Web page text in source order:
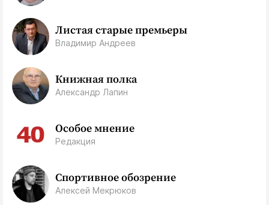
Листая старые премьеры
Владимир Андреев
Книжная полка
Александр Лапин
Особое мнение
Редакция
Спортивное обозрение
Алексей Мекрюков